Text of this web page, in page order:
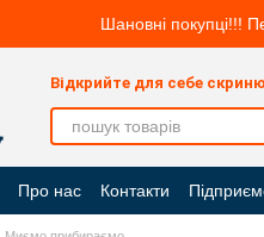
Шановні покупці!!!
Відкрийте для себе
Про нас Контакти